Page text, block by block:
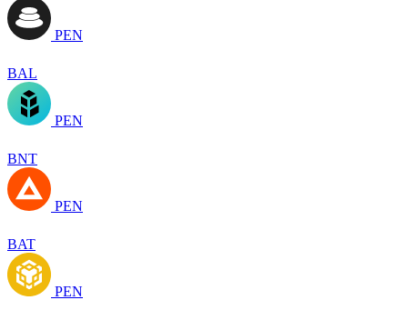
PEN
BAL
PEN
BNT
PEN
BAT
PEN